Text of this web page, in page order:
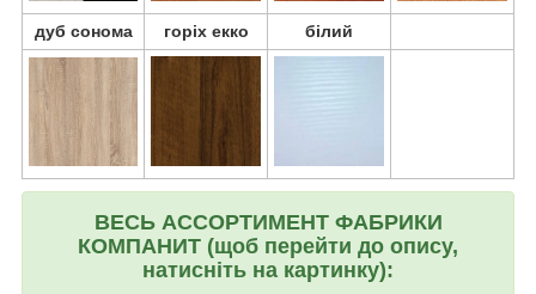
дуб сонома горіх екко білий
ВЕСЬ АССОРТИМЕНТ ФАБРИКИ
КОМПАНИТ (щоб перейти до опису,
натисніть на картинку):